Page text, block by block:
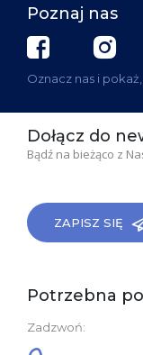
Poznaj nas
Oznacz nas i
Dołącz do
Bądź na bieżąco z
ZAPISZ SIĘ
Potrzebna
Zadzwoń: